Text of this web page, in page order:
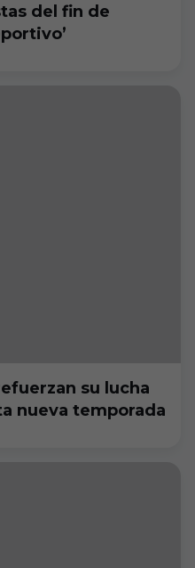
del fin de
su lucha
nueva temporada